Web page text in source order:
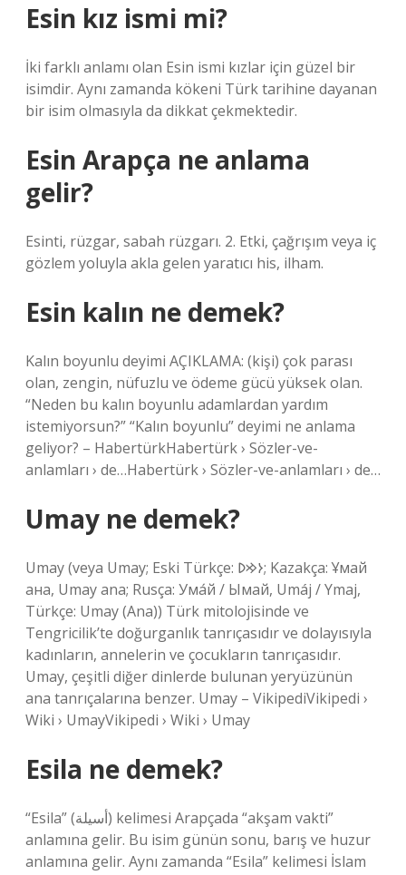
Esin kız ismi mi?
İki farklı anlamı olan Esin ismi kızlar için güzel bir
isimdir. Aynı zamanda kökeni Türk tarihine dayanan
bir isim olmasıyla da dikkat çekmektedir.
Esin Arapça ne anlama
gelir?
Esinti, rüzgar, sabah rüzgarı. 2. Etki, çağrışım veya iç
gözlem yoluyla akla gelen yaratıcı his, ilham.
Esin kalın ne demek?
Kalın boyunlu deyimi AÇIKLAMA: (kişi) çok parası
olan, zengin, nüfuzlu ve ödeme gücü yüksek olan.
“Neden bu kalın boyunlu adamlardan yardım
istemiyorsun?” “Kalın boyunlu” deyimi ne anlama
geliyor? – HabertürkHabertürk › Sözler-ve-
anlamları › de…Habertürk › Sözler-ve-anlamları › de…
Umay ne demek?
Umay (veya Umay; Eski Türkçe: 𐰆𐰢𐰖; Kazakça: Ұмай
ана, Umay ana; Rusça: Ума́й / Ымай, Umáj / Ymaj,
Türkçe: Umay (Ana)) Türk mitolojisinde ve
Tengricilik’te doğurganlık tanrıçasıdır ve dolayısıyla
kadınların, annelerin ve çocukların tanrıçasıdır.
Umay, çeşitli diğer dinlerde bulunan yeryüzünün
ana tanrıçalarına benzer. Umay – VikipediVikipedi ›
Wiki › UmayVikipedi › Wiki › Umay
Esila ne demek?
“Esila” (أسيلة) kelimesi Arapçada “akşam vakti”
anlamına gelir. Bu isim günün sonu, barış ve huzur
anlamına gelir. Aynı zamanda “Esila” kelimesi İslam